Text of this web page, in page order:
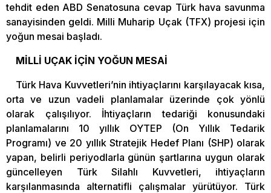
tehdit eden ABD Senatosuna cevap Türk hava savunma
sanayisinden geldi. Milli Muharip Uçak (TFX) projesi için
yoğun mesai başladı.
MİLLİ UÇAK İÇİN YOĞUN MESAİ
Türk Hava Kuvvetleri’nin ihtiyaçlarını karşılayacak kısa,
orta ve uzun vadeli planlamalar üzerinde çok yönlü
olarak çalışılıyor. İhtiyaçların tedariği konusundaki
planlamalarını 10 yıllık OYTEP (On Yıllık Tedarik
Programı) ve 20 yıllık Stratejik Hedef Planı (SHP) olarak
yapan, belirli periyodlarla günün şartlarına uygun olarak
güncelleyen Türk Silahlı Kuvvetleri, ihtiyaçların
karşılanmasında alternatifli çalışmalar yürütüyor. Türk